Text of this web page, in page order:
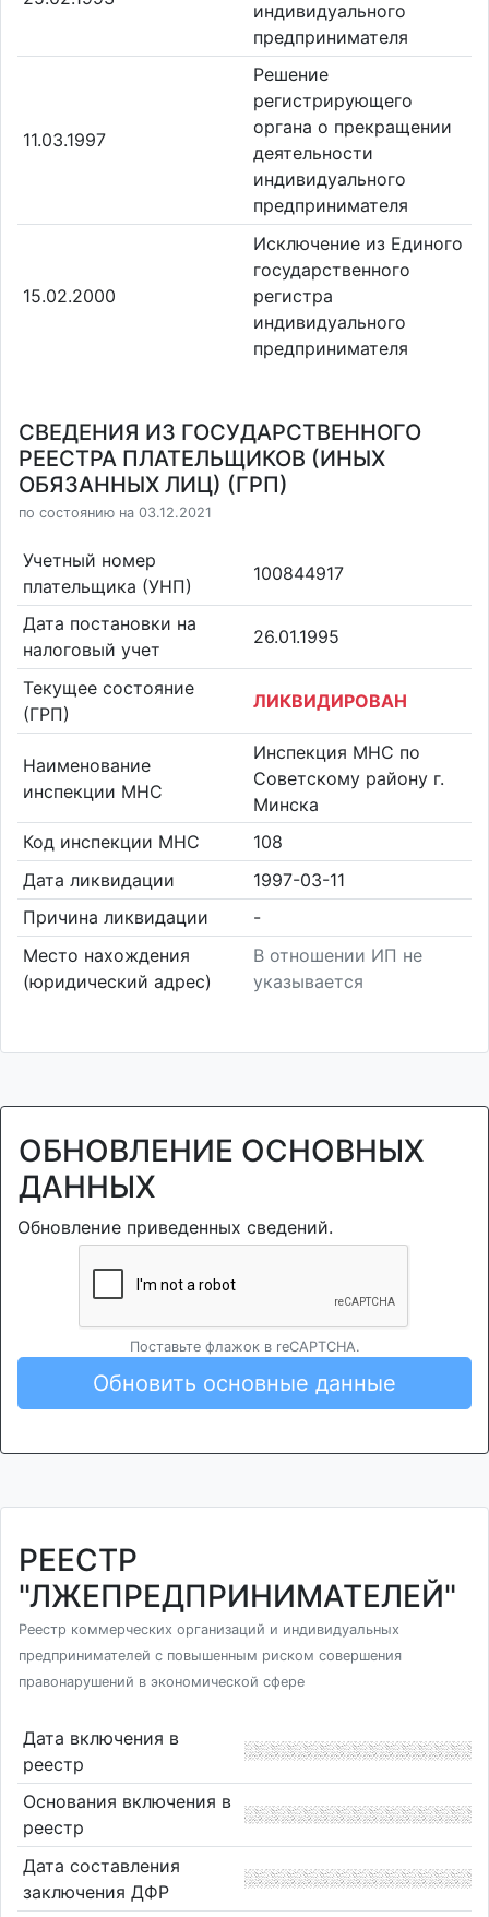
индивидуального
предпринимателя
11.03.1997
Решение
регистрирующего
органа о прекращении
деятельности
индивидуального
предпринимателя
15.02.2000
Исключение из Единого
государственного
регистра
индивидуального
предпринимателя
СВЕДЕНИЯ ИЗ ГОСУДАРСТВЕННОГО
РЕЕСТРА ПЛАТЕЛЬЩИКОВ (ИНЫХ
ОБЯЗАННЫХ ЛИЦ) (ГРП)
по состоянию на 03.12.2021
Учетный номер
плательщика (УНП)
100844917
Дата постановки на
налоговый учет
26.01.1995
Текущее состояние
(ГРП)
ЛИКВИДИРОВАН
Наименование
инспекции МНС
Инспекция МНС по
Советскому району г.
Минска
Код инспекции МНС
108
Дата ликвидации
1997-03-11
Причина ликвидации
-
Место нахождения
(юридический адрес)
В отношении ИП не
указывается
ОБНОВЛЕНИЕ ОСНОВНЫХ
ДАННЫХ
Обновление приведенных сведений.
Поставьте флажок в reCAPTCHA.
Обновить основные данные
РЕЕСТР
"ЛЖЕПРЕДПРИНИМАТЕЛЕЙ"
Реестр коммерческих организаций и индивидуальных
предпринимателей с повышенным риском совершения
правонарушений в экономической сфере
Дата включения в
реестр
Основания включения в
реестр
Дата составления
заключения ДФР